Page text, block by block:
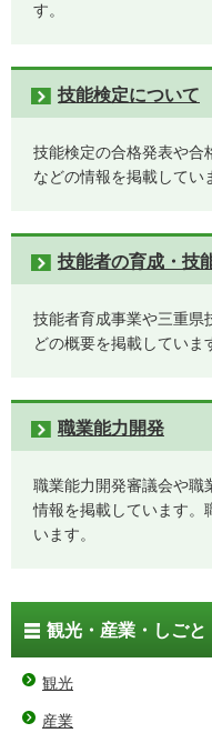
す。
技能検定について
技能検定の合格発表や合
などの情報を掲載してい
技能者の育成・技
技能者育成事業や三重県
どの概要を掲載していま
職業能力開発
職業能力開発審議会や職
情報を掲載しています。
います。
観光・産業・しごと
観光
産業